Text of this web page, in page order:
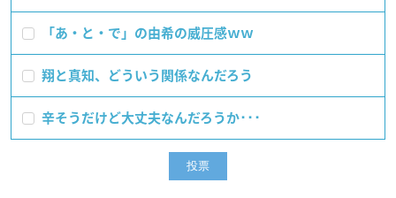
「あ・と・で」の由希の威圧感ｗｗ
翔と真知、どういう関係なんだろう
辛そうだけど大丈夫なんだろうか･･･